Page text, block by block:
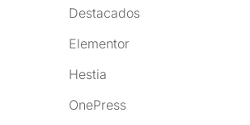
Destacados
Elementor
Hestia
OnePress